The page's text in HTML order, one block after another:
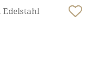
Edelstahl